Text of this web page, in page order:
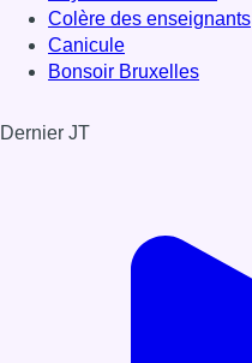
Colère des enseignants
Canicule
Bonsoir Bruxelles
Dernier JT